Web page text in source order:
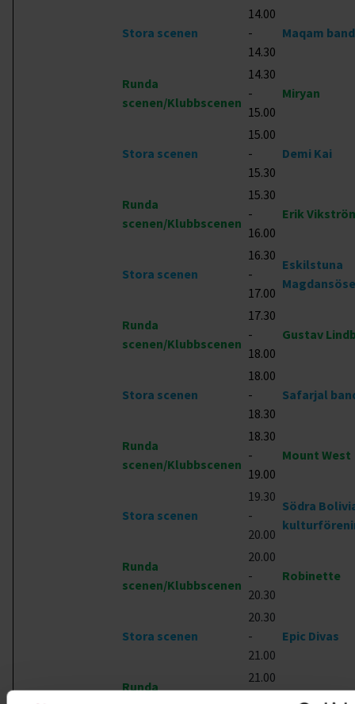
Stora scenen
14.00
-
14.30
Maqam band
Runda
scenen/Klubbscenen
14.30
-
15.00
Miryan
Stora scenen
15.00
-
15.30
Demi Kai
Runda
scenen/Klubbscenen
15.30
-
16.00
Erik
Stora scenen
16.30
-
17.00
Eskilstuna
Runda
scenen/Klubbscenen
17.30
-
18.00
Gustav
Stora scenen
18.00
-
18.30
Safarjal
Runda
scenen/Klubbscenen
18.30
-
19.00
Mount West
Stora scenen
19.30
-
20.00
Södra
Runda
scenen/Klubbscenen
20.00
-
20.30
Robinette
Stora scenen
20.30
-
21.00
Epic Divas
Runda
21.00